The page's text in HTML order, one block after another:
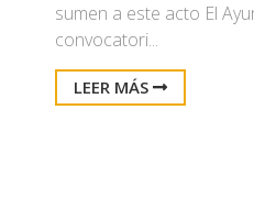
sumen a este acto El
convocatori...
LEER MÁS